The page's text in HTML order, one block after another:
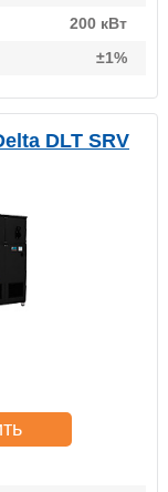
200 кВт
±1%
DLT SRV